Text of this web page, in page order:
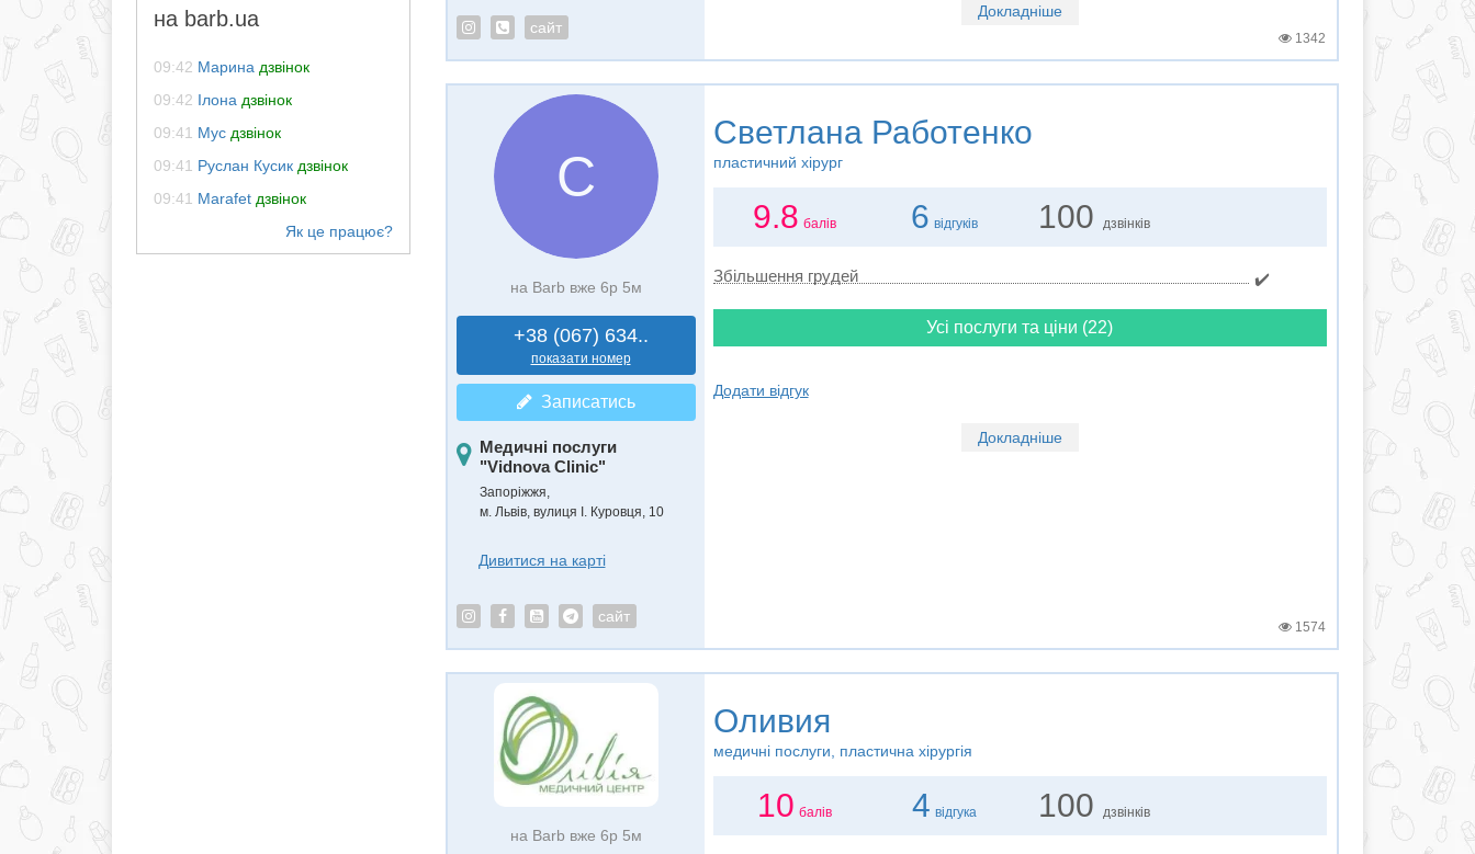
на barb.ua
09:42 Марина дзвінок
09:42 Ілона дзвінок
09:41 Мус дзвінок
09:41 Руслан Кусик дзвінок
09:41 Marafet дзвінок
сайт
Докладніше
1342
С
на Barb вже 6р 5м
+38 (067) 634..
показати номер
Записатись
Медичні послуги
"Vidnova Clinic"
Запоріжжя,
м. Львів, вулиця І. Куровця, 10
Дивитися на карті
сайт
Светлана Работенко
пластичний хірург
9.8 балів 6 відгуків 100 дзвінків
Збільшення грудей ✔️
Усі послуги та ціни (22)
Додати відгук
Докладніше
1574
на Barb вже 6р 5м
Оливия
медичні послуги, пластична хірургія
10 балів 4 відгука 100 дзвінків